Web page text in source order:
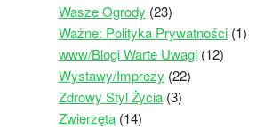
Wasze Ogrody (23)
Ważne: Polityka Prywatności(1)
www/Blogi Warte Uwagi(12)
Wystawy/Imprezy (22)
Zdrowy Styl Życia(3)
Zwierzęta(14)